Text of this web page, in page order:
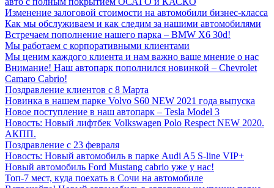
Изменение залоговой стоимости на автомобили бизнес-класса
Как мы обслуживаем и как следим за нашими автомобилями
Встречаем пополнение нашего парка – BMW X6 30d!
Мы работаем с корпоративными клиентами
Мы ценим каждого клиента и нам важно ваше мнение о нас
Внимание! Наш автопарк пополнился новинкой – Chevrolet
Camaro Cabrio!
Поздравление клиентов с 8 Марта
Новинка в нашем парке Volvo S60 NEW 2021 года выпуска
Новое поступление в наш автопарк – Tesla Model 3
Новость: Новый лифтбек Volkswagen Polo Respect NEW 2020.
АКПП.
Поздравление с 23 февраля
Новость: Новый автомобиль в парке Audi A5 S-line VIP+
Новый автомобиль Ford Mustang cabrio уже у нас!
Топ-7 мест, куда поехать в Сочи на автомобиле